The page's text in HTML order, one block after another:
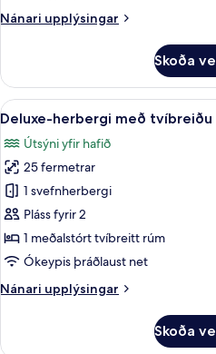
svefnherbergi
Nánari upplýsingar
Nánari
íbúð
2
Skoða
Skoða
allar
myndir
fyrir
Deluxe-
herbergi
með
tvíbreiðu
7
Deluxe-herbergi með tvíbreiðu
Útsýni yfir hafið
25 fermetrar
1 svefnherbergi
Pláss fyrir 2
1 meðalstórt tvíbreitt rúm
Ókeypis þráðlaust net
Nánari upplýsingar
Nánari
Skoða